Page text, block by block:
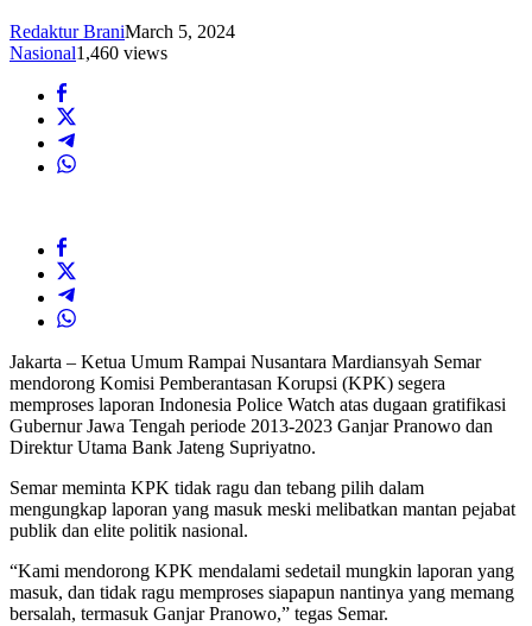
Redaktur BraniMarch 5, 2024
Nasional1,460 views
Jakarta – Ketua Umum Rampai Nusantara Mardiansyah Semar
mendorong Komisi Pemberantasan Korupsi (KPK) segera
memproses laporan Indonesia Police Watch atas dugaan gratifikasi
Gubernur Jawa Tengah periode 2013-2023 Ganjar Pranowo dan
Direktur Utama Bank Jateng Supriyatno.
Semar meminta KPK tidak ragu dan tebang pilih dalam
mengungkap laporan yang masuk meski melibatkan mantan pejabat
publik dan elite politik nasional.
“Kami mendorong KPK mendalami sedetail mungkin laporan yang
masuk, dan tidak ragu memproses siapapun nantinya yang memang
bersalah, termasuk Ganjar Pranowo,” tegas Semar.